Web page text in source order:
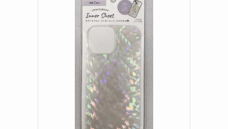
【100均】ダイソー/
セリア等でハンディ
ファンカバーは買え
る？おすすめ素材＆
選び方ガイド！
【100均】ダイソー/
セリア等で帽子クリ
ップは買える？使い